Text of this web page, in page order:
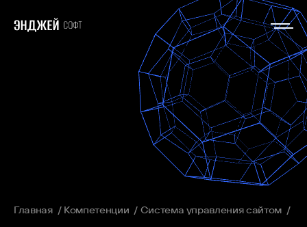
Главная Компетенции Система управления сайтом